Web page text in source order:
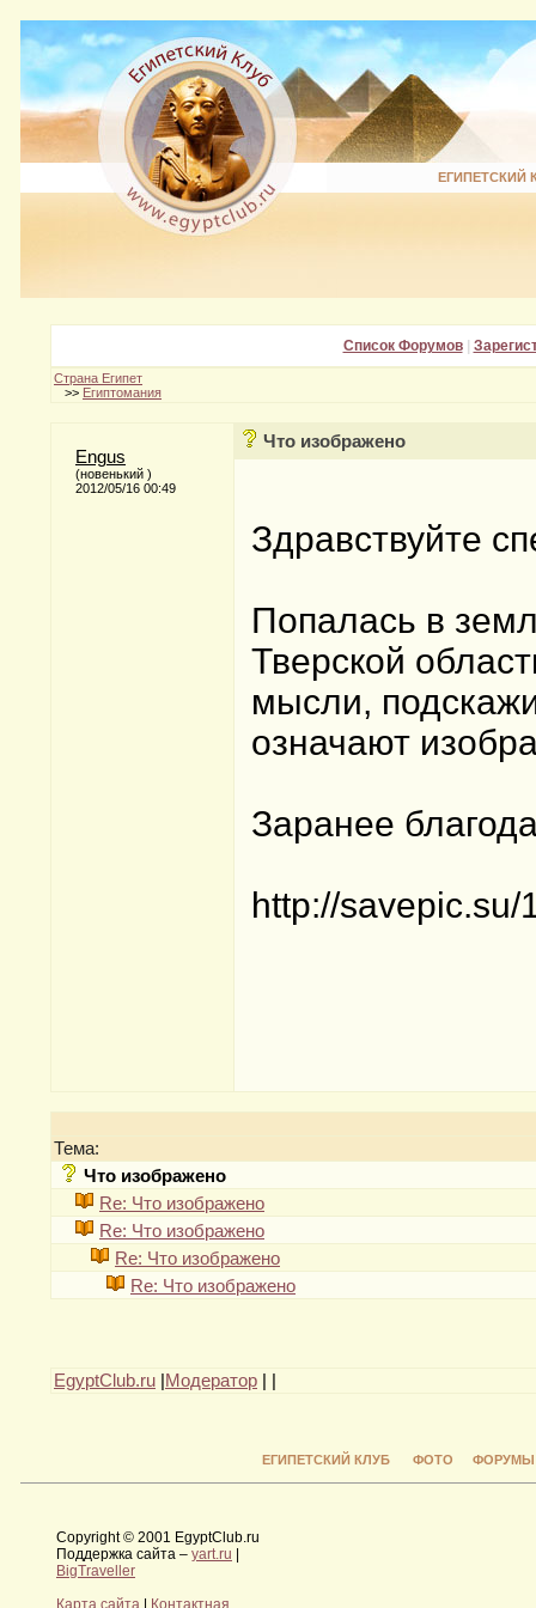
ЕГИПЕТСКИЙ
Список Форумов|
Страна Египет
>> Египтомания
Engus
(новенький )
2012/05/16 00:49
Что изображено
Здравствуйте
Попалась в
Тверской
мысли,
означают
Заранее
http://savepic.su/
Тема:
Что изображено
Re: Что изображено
Re: Что изображено
Re: Что изображено
Re: Что изображено
EgyptClub.ru Модератор
ЕГИПЕТСКИЙ КЛУБ ФОТО ФОРУМЫ
Copyright © 2001 EgyptClub.ru
Поддержка сайта – yart.ru |
BigTraveller
Карта сайта | Контактная